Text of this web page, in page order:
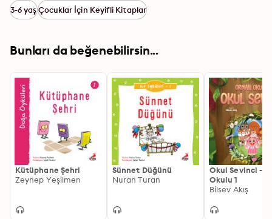
3-6 yaşÇocuklar İçin Keyifli Kitaplar
Bunları da beğenebilirsin...
Kütüphane Şehri
Zeynep Yeşilmen
Sünnet Düğünü
Nuran Turan
Okul Sevinci -
Okulu 1
Bilsev Akış